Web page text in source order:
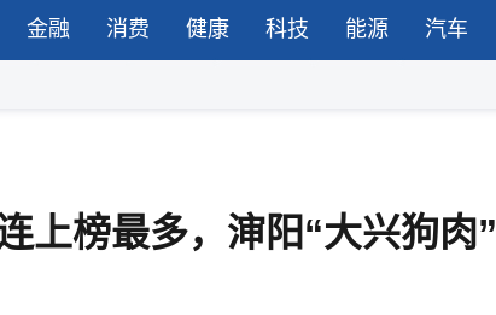
金融 消费 健康 科技 能源 汽车
上榜最多，渖阳“大兴狗肉”